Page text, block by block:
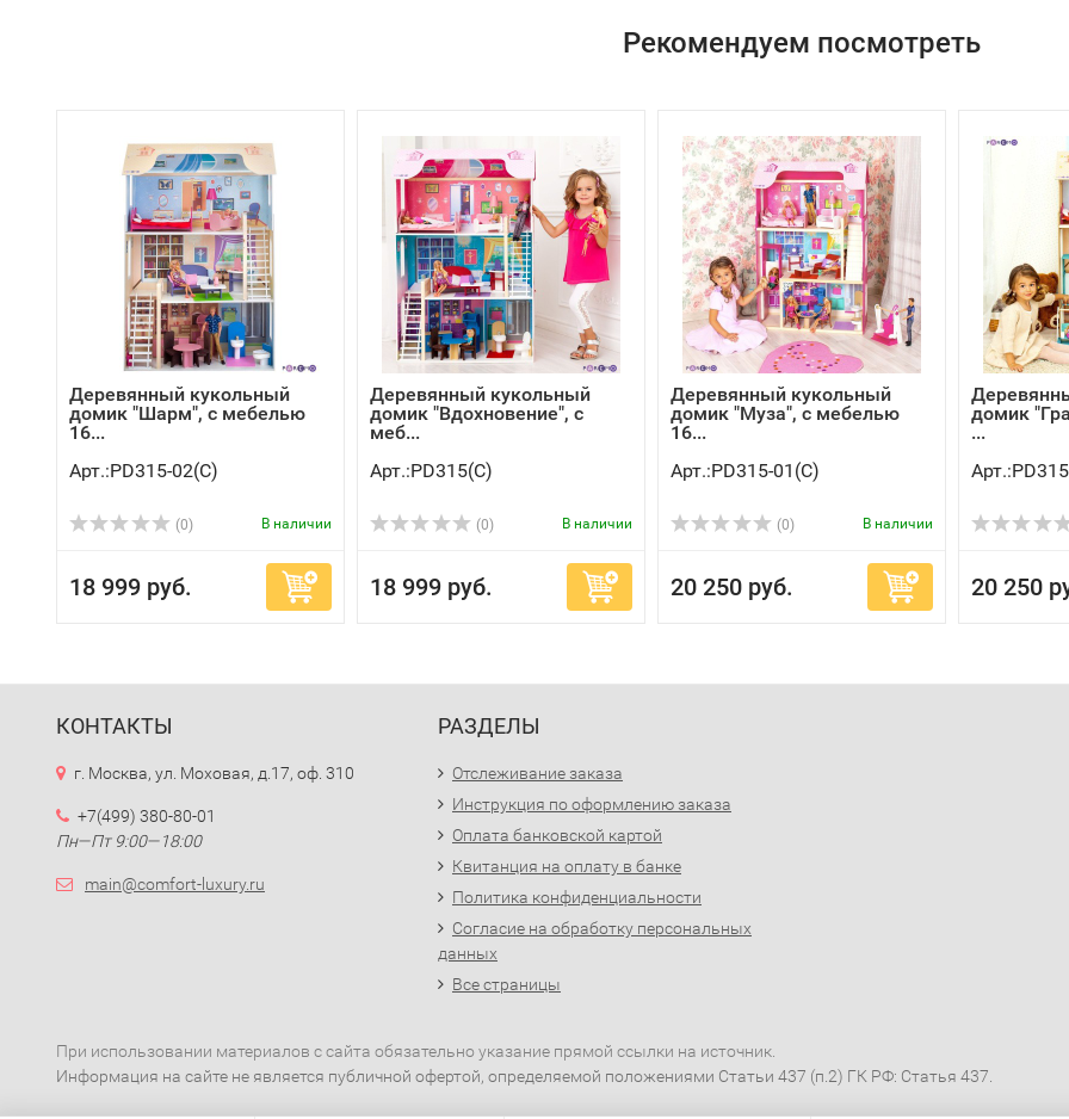
Рекомендуем посмотреть
Деревянный кукольный
домик "Шарм", с мебелью
16...
Арт.:PD315-02(C)
(0) В наличии
18 999 руб.
Деревянный кукольный
домик "Вдохновение", с
меб...
Арт.:PD315(C)
(0) В наличии
18 999 руб.
Деревянный кукольный
домик "Муза", с мебелью
16...
Арт.:PD315-01(C)
(0) В наличии
20 250 руб.
домик
...
20 250
КОНТАКТЫ
г. Москва, ул. Моховая, д.17, оф. 310
+7(499) 380-80-01
Пн—Пт 9:00—18:00
main@comfort-luxury.ru
РАЗДЕЛЫ
Отслеживание заказа
Инструкция по оформлению заказа
Оплата банковской картой
Квитанция на оплату в банке
Политика конфиденциальности
Согласие на обработку персональных
данных
Все страницы
При использовании материалов с сайта обязательно указание прямой ссылки на источник.
Информация на сайте не является публичной офертой, определяемой положениями Статьи 437 (п.2) ГК РФ: Статья 437.